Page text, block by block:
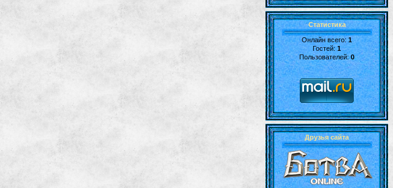
Статистика
Онлайн всего:1
Гостей:1
Пользователей:0
Друзья сайта